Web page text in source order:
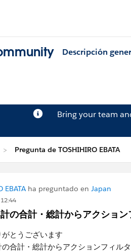
Descripción
Bring your team
Pregunta de TOSHIHIRO EBATA
EBATA ha preguntado en Japan
の合計・総計からアクショ
とうございます
合計・総計からアクションフィル